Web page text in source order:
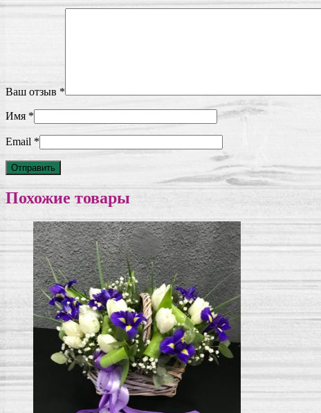
Ваш отзыв *
Имя *
Email *
Похожие товары